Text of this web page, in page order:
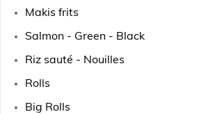
Makis frits
Salmon - Green - Black
Riz sauté - Nouilles
Rolls
Big Rolls